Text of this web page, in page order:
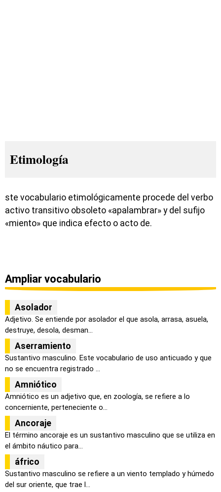
Etimología
ste vocabulario etimológicamente procede del verbo
activo transitivo obsoleto «apalambrar» y del sufijo
«miento» que indica efecto o acto de.
Ampliar vocabulario
Asolador
Adjetivo. Se entiende por asolador el que asola, arrasa, asuela,
destruye, desola, desman...
Aserramiento
Sustantivo masculino. Este vocabulario de uso anticuado y que
no se encuentra registrado ...
Amniótico
Amniótico es un adjetivo que, en zoología, se refiere a lo
concerniente, perteneciente o...
Ancoraje
El término ancoraje es un sustantivo masculino que se utiliza en
el ámbito náutico para...
áfrico
Sustantivo masculino se refiere a un viento templado y húmedo
del sur oriente, que trae l...